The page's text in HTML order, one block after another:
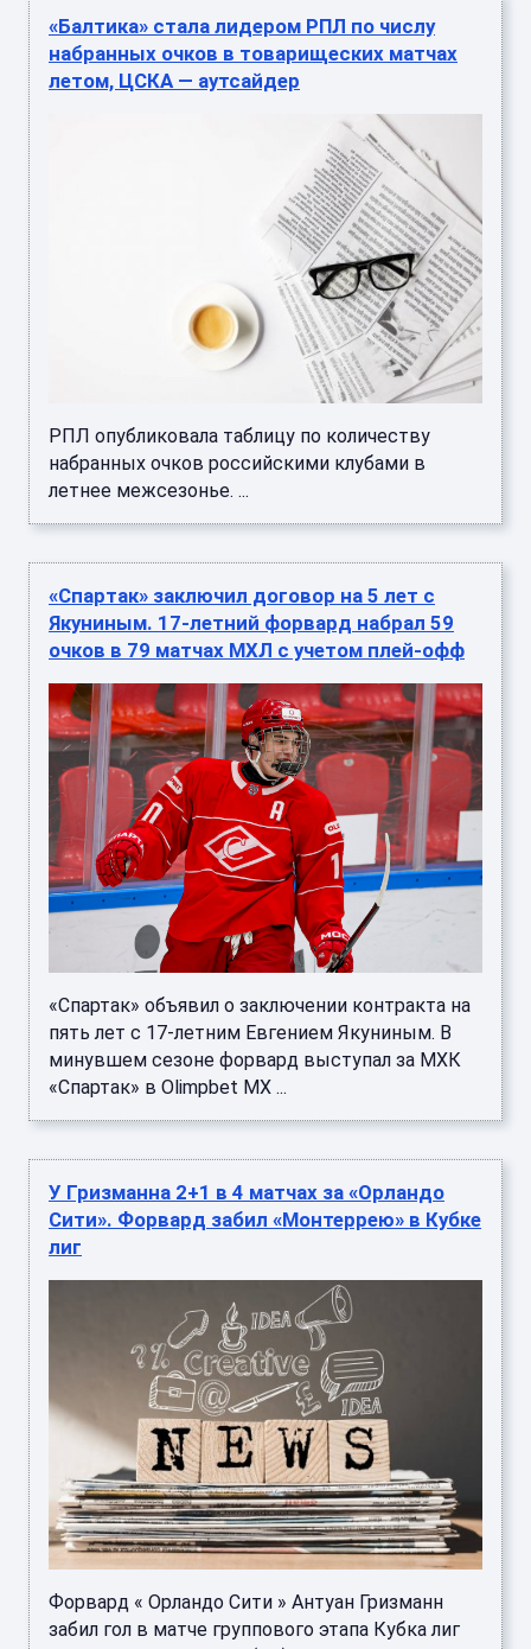
«Балтика» стала лидером РПЛ по числу
набранных очков в товарищеских матчах
летом, ЦСКА — аутсайдер
РПЛ опубликовала таблицу по количеству
набранных очков российскими клубами в
летнее межсезонье. ...
«Спартак» заключил договор на 5 лет с
Якуниным. 17-летний форвард набрал 59
очков в 79 матчах МХЛ с учетом плей-офф
«Спартак» объявил о заключении контракта на
пять лет с 17-летним Евгением Якуниным. В
минувшем сезоне форвард выступал за МХК
«Спартак» в Olimpbet МХ ...
У Гризманна 2+1 в 4 матчах за «Орландо
Сити». Форвард забил «Монтеррею» в Кубке
лиг
Форвард « Орландо Сити » Антуан Гризманн
забил гол в матче группового этапа Кубка лиг